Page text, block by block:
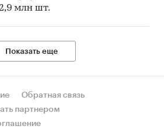
млрд. $. Однако с ростом
быстро, удобно и выгодно
в одном месте. Даже
не могут
же огромный выбор, как
же, за счёт большого
у покупателей есть
млн шт.
Показать еще
Обратная связь
партнером